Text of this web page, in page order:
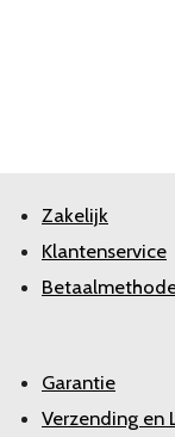
Zakelijk
Klantenservice
Garantie
Verzending en